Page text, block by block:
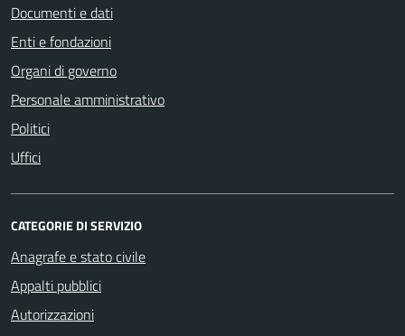
Documenti e dati
Enti e fondazioni
Organi di governo
Personale amministrativo
Politici
Uffici
CATEGORIE DI SERVIZIO
Anagrafe e stato civile
Appalti pubblici
Autorizzazioni